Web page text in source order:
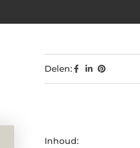
Delen:
Inhoud: